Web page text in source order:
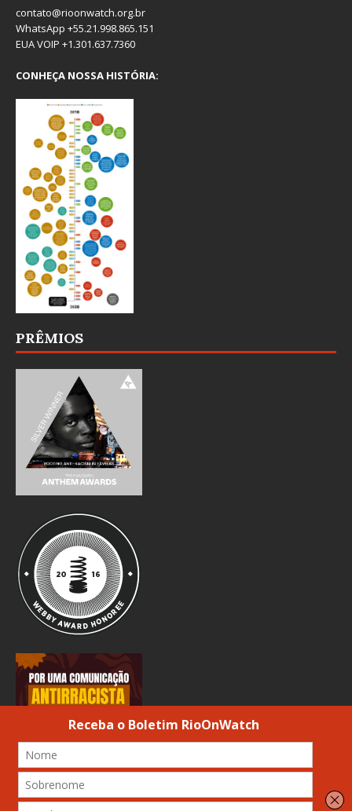
contato@rioonwatch.org.br
WhatsApp +55.21.998.865.151
EUA VOIP +1.301.637.7360
CONHEÇA NOSSA HISTÓRIA:
PRÊMIOS